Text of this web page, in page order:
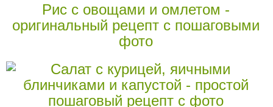
Рис с овощами и омлетом -
оригинальный рецепт с пошаговыми
фото